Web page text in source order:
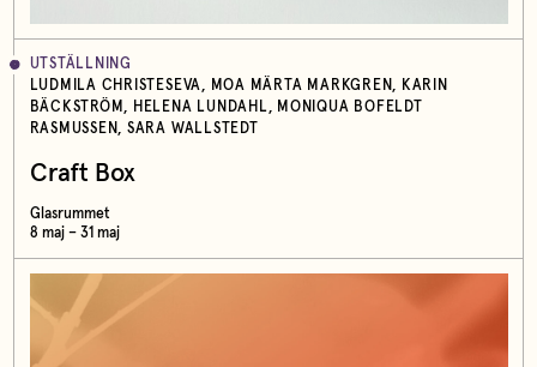
UTSTÄLLNING
LUDMILA CHRISTESEVA, MOA MÄRTA MARKGREN, KARIN
BÄCKSTRÖM, HELENA LUNDAHL, MONIQUA BOFELDT
RASMUSSEN, SARA WALLSTEDT
Craft Box
Glasrummet
8 maj – 31 maj